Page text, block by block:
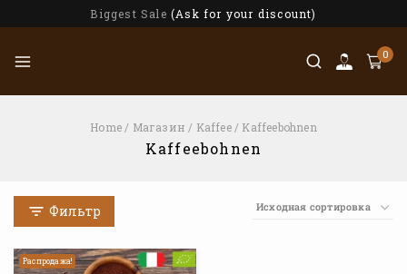
Biggest Sale (Ask for your discount)
0
Home / Магазин / Kaffee / Kaffeebohnen
Kaffeebohnen
Фильтр
Распродажа!